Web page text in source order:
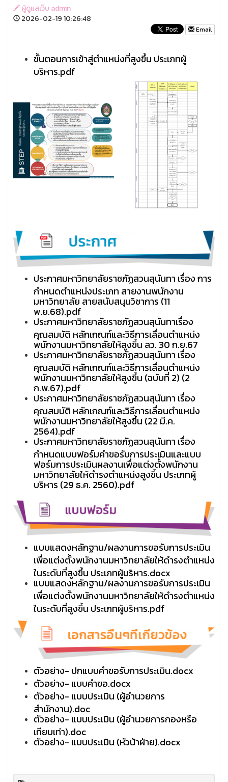
ผู้ดูแลเว็บ admin
2026-02-19 10:26:48
Email
ขั้นตอนการเข้าสู่ตำแหน่งที่สูงขึ้น ประเภทผู้
บริหาร.pdf
ประกาศมหาวิทยาลัยราชภัฏสวนสุนันทา เรื่อง การ
กำหนดตำแหน่งประเภท สายงานพนักงาน
มหาวิทยาลัย สายสนับสนุนวิชาการ (11
พ.ย.68).pdf
ประกาศมหาวิทยาลัยราชภัฏสวนสุนันทาเรื่อง
คุณสมบัติ หลักเกณฑ์และวิธีการเลื่อนตำแหน่ง
พนักงานมหาวิทยาลัยให้สูงขึ้น ลว. 30 ก.ย.67
ประกาศมหาวิทยาลัยราชภัฏสวนสุนันทา เรื่อง
คุณสมบัติ หลักเกณฑ์และวิธีการเลื่อนตำแหน่ง
พนักงานมหาวิทยาลัยให้สูงขึ้น (ฉบับที่ 2) (2
ก.พ.67).pdf
ประกาศมหาวิทยาลัยราชภัฏสวนสุนันทา เรื่อง
คุณสมบัติ หลักเกณฑ์และวิธีการเลื่อนตำแหน่ง
พนักงานมหาวิทยาลัยให้สูงขึ้น (22 มี.ค.
2564).pdf
ประกาศมหาวิทยาลัยราชภัฏสวนสุนันทา เรื่อง
กำหนดแบบฟอร์มคำขอรับการประเมินและแบบ
ฟอร์มการประเมินผลงานเพื่อแต่งตั้งพนักงาน
มหาวิทยาลัยให้ดำรงตำแหน่งสูงขึ้น ประเภทผู้
บริหาร (29 ธ.ค. 2560).pdf
แบบแสดงหลักฐาน/ผลงานการขอรับการประเมิน
เพื่อแต่งตั้งพนักงานมหาวิทยาลัยให้ดำรงตำแหน่ง
ในระดับที่สูงขึ้น ประเภทผู้บริหาร.docx
แบบแสดงหลักฐาน/ผลงานการขอรับการประเมิน
เพื่อแต่งตั้งพนักงานมหาวิทยาลัยให้ดำรงตำแหน่ง
ในระดับที่สูงขึ้น ประเภทผู้บริหาร.pdf
ตัวอย่าง- ปกแบบคำขอรับการประเมิน.docx
ตัวอย่าง- แบบคำขอ.docx
ตัวอย่าง- แบบประเมิน (ผู้อำนวยการ
สำนักงาน).doc
ตัวอย่าง- แบบประเมิน (ผู้อำนวยการกองหรือ
เทียบเท่า).doc
ตัวอย่าง- แบบประเมิน (หัวน้าฝ่าย).docx